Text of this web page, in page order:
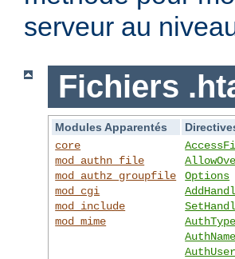
serveur au
Fichiers
Modules Apparentés
core
mod_authn_file
mod_authz_groupfile
mod_cgi
mod_include
mod_mime
Options
AuthType
AuthName